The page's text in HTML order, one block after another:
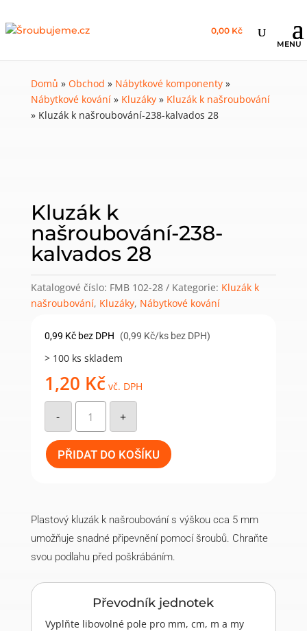
0,00 Kč
Domů » Obchod » Nábytkové komponenty»
Nábytkové kování» Kluzáky» Kluzák k našroubování
» Kluzák k našroubování-238-kalvados 28
Kluzák k
našroubování-238-
kalvados 28
Katalogové číslo: FMB 102-28 Kategorie: Kluzák k
našroubování, Kluzáky, Nábytkové kování
0,99 Kč bez DPH (0,99 Kč/ks bez DPH)
> 100 ks skladem
1,20 Kč vč. DPH
-
Kluzák
našroubování-238-
kalvados
28
množství
+
PŘIDAT DO KOŠÍKU
Plastový kluzák k našroubování s výškou cca 5 mm
umožňuje snadné připevnění pomocí šroubů. Chraňte
svou podlahu před poškrábáním.
Převodník jednotek
Vyplňte libovolné pole pro mm, cm, m a my